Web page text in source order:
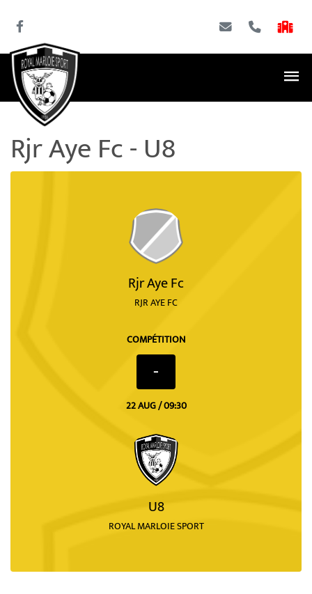
Rjr Aye Fc - U8
Rjr Aye Fc
RJR AYE FC
COMPÉTITION
-
22 AUG / 09:30
U8
ROYAL MARLOIE SPORT